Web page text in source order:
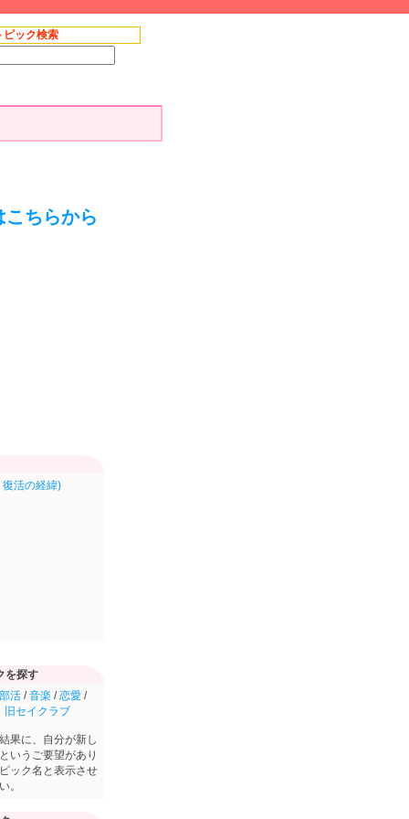
ピック検索
ちらから
活の経緯)
を探す
部活 /音楽 /恋愛 /
旧セイクラブ
果に、自分が新し
いうご要望があり
ック名と表示させ
。